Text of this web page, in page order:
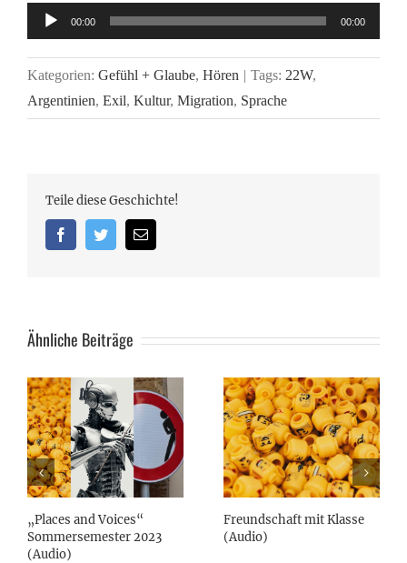
Audio-
Player
00:00 00:00
Kategorien: Gefühl + Glaube, Hören | Tags: 22W,
Argentinien, Exil, Kultur, Migration, Sprache
Teile diese Geschichte!
FacebookTwitterEmail
Ähnliche Beiträge
„Places and Voices“
Sommersemester 2023
(Audio)
Freundschaft mit Klasse
(Audio)